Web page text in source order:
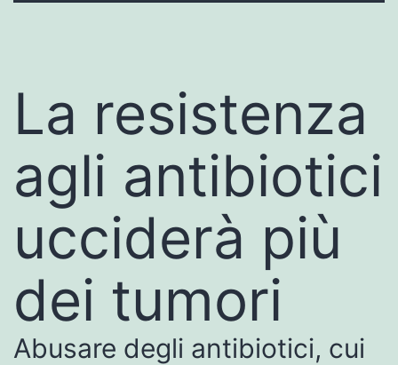
La resistenza
agli antibiotici
ucciderà più
dei tumori
Abusare degli antibiotici, cui